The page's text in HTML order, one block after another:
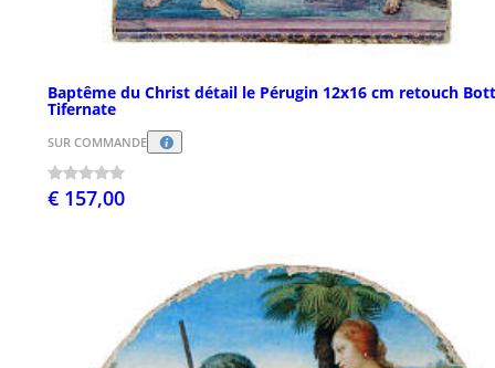
Baptême du Christ détail le Pérugin 12x16 cm retouch
Tifernate
SUR COMMANDE
€ 157,00